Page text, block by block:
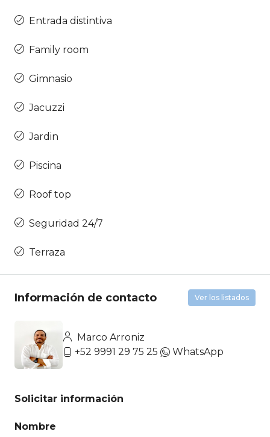
Entrada distintiva
Family room
Gimnasio
Jacuzzi
Jardin
Piscina
Roof top
Seguridad 24/7
Terraza
Información de contacto Ver los listados
Marco Arroniz
+52 9991 29 75 25
WhatsApp
Solicitar información
Nombre